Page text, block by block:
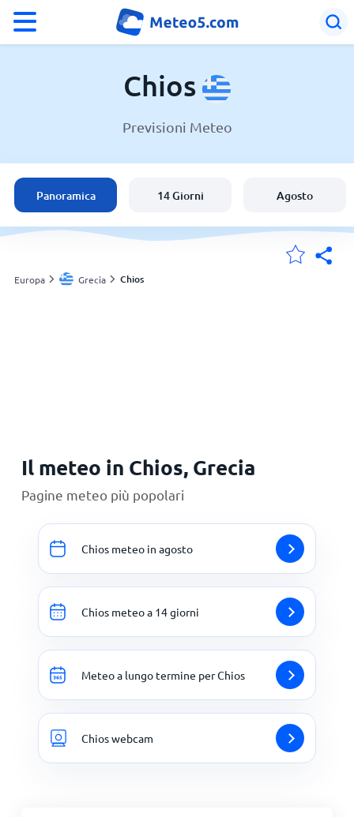
Grecia
Italia
Svizzera
Chios
Previsioni Meteo
Panoramica 14 Giorni Agosto
Europa Grecia Chios
Il meteo in Chios, Grecia
Pagine meteo più popolari
Chios meteo in agosto
Chios meteo a 14 giorni
Meteo a lungo termine per Chios
Chios webcam